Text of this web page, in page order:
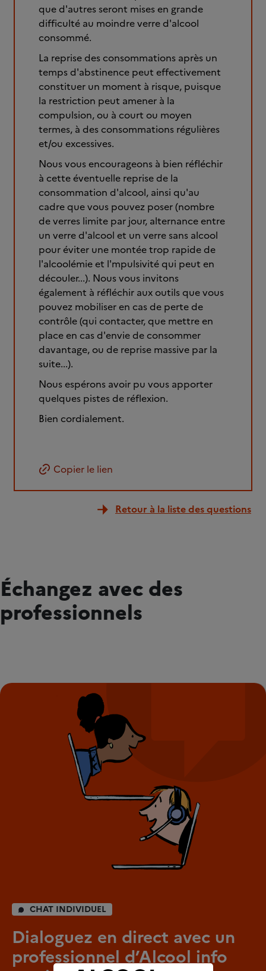
que d'autres seront mises en grande
difficulté au moindre verre d'alcool
consommé.
La reprise des consommations après un
temps d'abstinence peut effectivement
constituer un moment à risque, puisque
la restriction peut amener à la
compulsion, ou à court ou moyen
termes, à des consommations régulières
et/ou excessives.
Nous vous encourageons à bien réfléchir
à cette éventuelle reprise de la
consommation d'alcool, ainsi qu'au
cadre que vous pouvez poser (nombre
de verres limite par jour, alternance entre
un verre d'alcool et un verre sans alcool
pour éviter une montée trop rapide de
l'alcoolémie et l'mpulsivité qui peut en
découler...). Nous vous invitons
également à réfléchir aux outils que vous
pouvez mobiliser en cas de perte de
contrôle (qui contacter, que mettre en
place en cas d'envie de consommer
davantage, ou de reprise massive par la
suite...).
Nous espérons avoir pu vous apporter
quelques pistes de réflexion.
Bien cordialement.
Copier le lien
Retour à la liste des questions
Échangez avec des
professionnels
CHAT INDIVIDUEL
Dialoguez en direct avec un
professionnel d’Alcool info